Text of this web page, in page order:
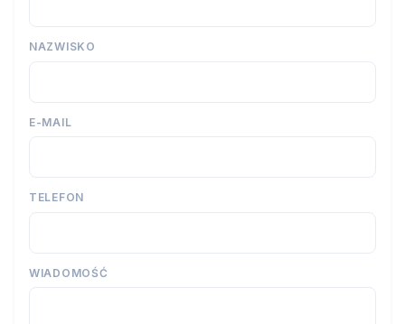
NAZWISKO
E-MAIL
TELEFON
WIADOMOŚĆ